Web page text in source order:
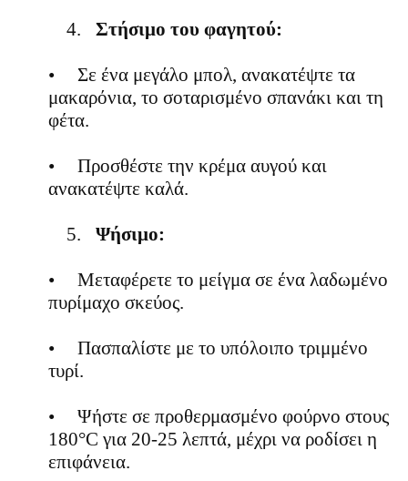
4. Στήσιμο του φαγητού:
•
Σε ένα μεγάλο μπολ, ανακατέψτε τα
μακαρόνια, το σοταρισμένο σπανάκι και τη
φέτα.
•
Προσθέστε την κρέμα αυγού και
ανακατέψτε καλά.
5. Ψήσιμο:
•
Μεταφέρετε το μείγμα σε ένα λαδωμένο
πυρίμαχο σκεύος.
•
Πασπαλίστε με το υπόλοιπο τριμμένο
τυρί.
•
Ψήστε σε προθερμασμένο φούρνο στους
180°C για 20-25 λεπτά, μέχρι να ροδίσει η
επιφάνεια.